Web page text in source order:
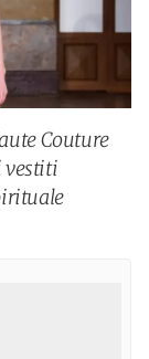
Couture
vestiti